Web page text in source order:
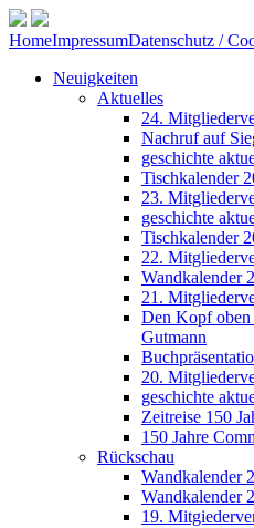
HomeImpressumDatenschutz /
Neuigkeiten
Aktuelles
24.
Nachruf auf
geschichte
Tischkalender
23.
geschichte
Tischkalender
22.
Wandkalender
21.
Den Kopf oben
Gutmann
20.
geschichte
Zeitreise 150
150 Jahre
Rückschau
Wandkalender
Wandkalender
19.